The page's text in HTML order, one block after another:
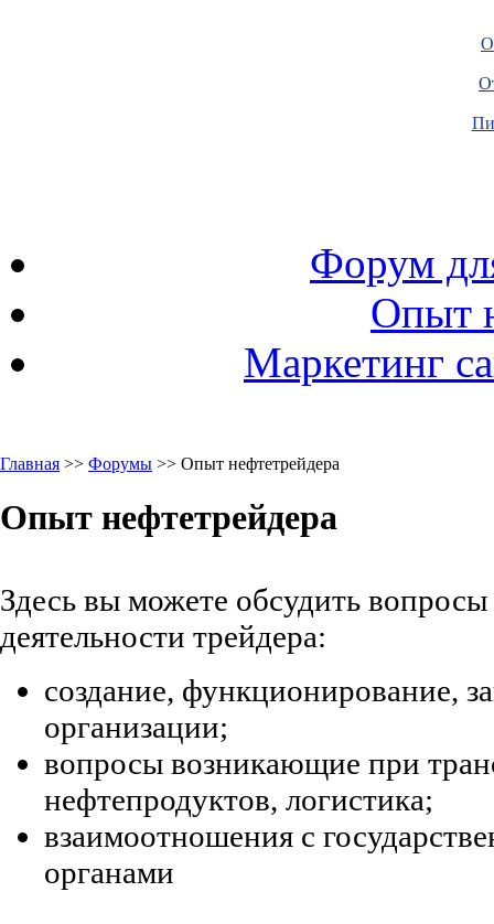
Форум
Опыт
Маркетинг
Главная >> Форумы >> Опыт нефтетрейдера
Опыт нефтетрейдера
Здесь вы можете обсудить
деятельности трейдера:
создание, функционирование,
организации;
вопросы возникающие при
нефтепродуктов, логистика;
взаимоотношения с
органами